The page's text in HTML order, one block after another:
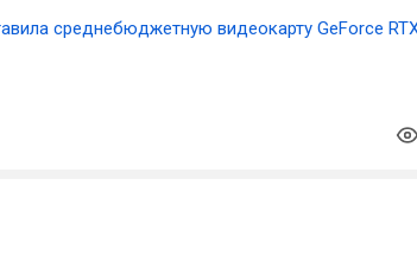
среднебюджетную видеокарту GeForce